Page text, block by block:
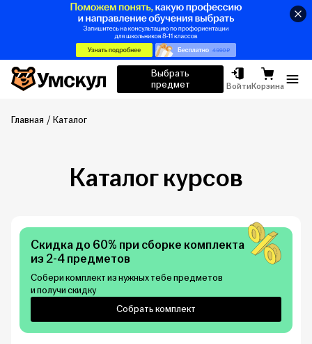
Умскул
Выбрать
предмет
ВойтиКорзина
Главная Каталог
Каталог курсов
Скидка до 60% при сборке комплекта
из 2-4 предметов
Собери комплект из нужных тебе предметов
и получи скидку
Собрать комплект